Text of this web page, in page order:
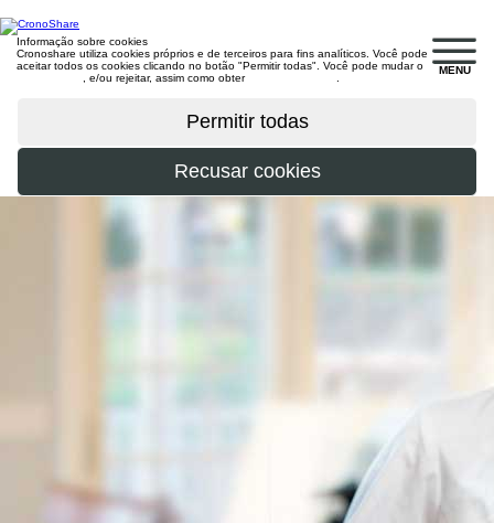
MENU
Informação sobre cookies
Cronoshare utiliza cookies próprios e de terceiros para fins analíticos. Você pode
aceitar todos os cookies clicando no botão "Permitir todas". Você pode mudar o
, e/ou rejeitar, assim como obter